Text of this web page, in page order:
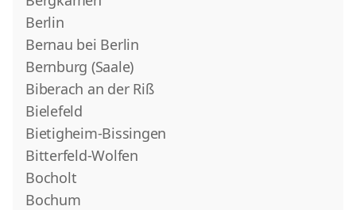
Berlin
Bernau bei Berlin
Bernburg (Saale)
Biberach an der Riß
Bielefeld
Bietigheim-Bissingen
Bitterfeld-Wolfen
Bocholt
Bochum